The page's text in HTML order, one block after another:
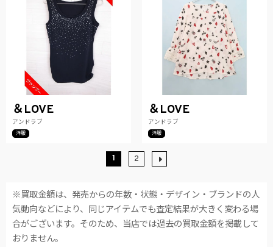
＆LOVE
アンドラブ
洋服
＆LOVE
アンドラブ
洋服
1 2
※買取金額は、発売からの年数・状態・デザイン・ブランドの人
気動向などにより、同じアイテムでも査定結果が大きく変わる場
合がございます。そのため、当店では過去の買取金額を掲載して
おりません。